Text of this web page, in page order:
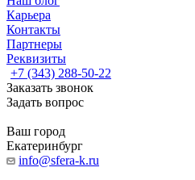
Карьера
Контакты
Партнеры
Реквизиты
+7 (343) 288-50-22
Заказать звонок
Задать вопрос
Ваш город
Екатеринбург
info@sfera-k.ru